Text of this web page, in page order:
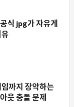
까지 장악하는
웃 충돌 문제
발 기간을 절반